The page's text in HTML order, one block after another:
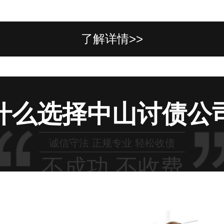
了解详情>>
么选择中山讨债公
诚信守法 正规专业 轻松收债
不成功 不收费